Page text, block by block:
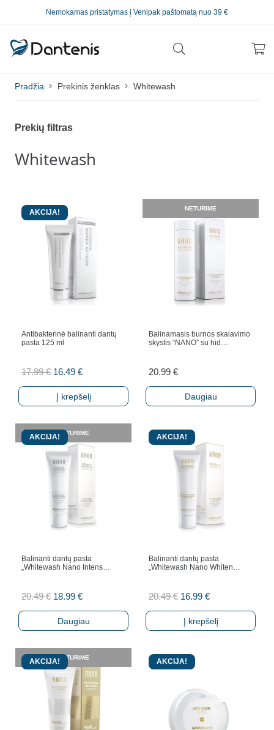
Nemokamas pristatymas į Venipak paštomatą nuo 39 €
Pradžia Prekinis ženklas Whitewash
Prekių filtras
Whitewash
AKCIJA!
Antibakterinė balinanti dantų
pasta 125 ml
17.99€ Original
price
was:
16.49 €Current
price
is:
Į krepšelį
NETURIME
Balinamasis burnos skalavimo
skystis “NANO” su hid…
20.99 €
Daugiau
NETURIME
AKCIJA!
Balinanti dantų pasta
„Whitewash Nano Intens…
20.49€ Original
price
was:
18.99 €Current
price
is:
Daugiau
AKCIJA!
Balinanti dantų pasta
„Whitewash Nano Whiten…
20.49€ Original
price
was:
16.99 €Current
price
is:
Į krepšelį
NETURIME
AKCIJA! AKCIJA!